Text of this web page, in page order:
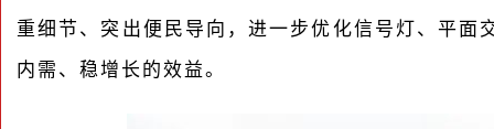
重细节、突出便民导向，进一步优化信号灯、平
内需、稳增长的效益。